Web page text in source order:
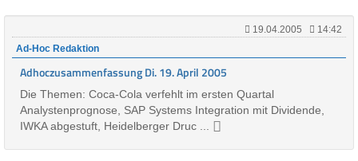
19.04.2005
14:42
Ad-Hoc Redaktion
Adhoczusammenfassung Di. 19. April 2005
Die Themen: Coca-Cola verfehlt im ersten Quartal
Analystenprognose, SAP Systems Integration mit Dividende,
IWKA abgestuft, Heidelberger Druc ...